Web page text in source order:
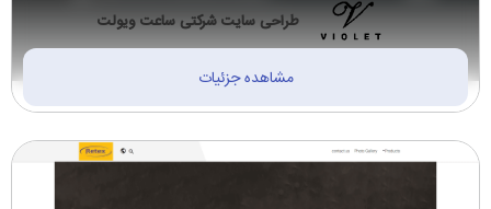
طراحی سایت شرکتی ساعت ویولت
مشاهده جزئیات